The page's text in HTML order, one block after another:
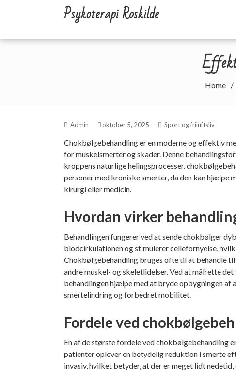
Psykoterapi Roskilde
Home
Admin oktober 5, 2025 Sport og friluftsliv
Chokbølgebehandling er en moderne og effektiv
for muskelsmerter og skader. Denne
kroppens naturlige helingsprocesser.
personer med kroniske smerter, da den kan hjælpe
kirurgi eller medicin.
Hvordan virker
Behandlingen fungerer ved at sende chokbølger
blodcirkulationen og stimulerer cellefornyelse,
Chokbølgebehandling bruges ofte til at behandle
andre muskel- og skeletlidelser. Ved at målrette
behandlingen hjælpe med at bryde opbygningen
smertelindring og forbedret mobilitet.
Fordele ved
En af de største fordele ved chokbølgebehandling
patienter oplever en betydelig reduktion i smerte
invasiv, hvilket betyder, at der er meget lidt